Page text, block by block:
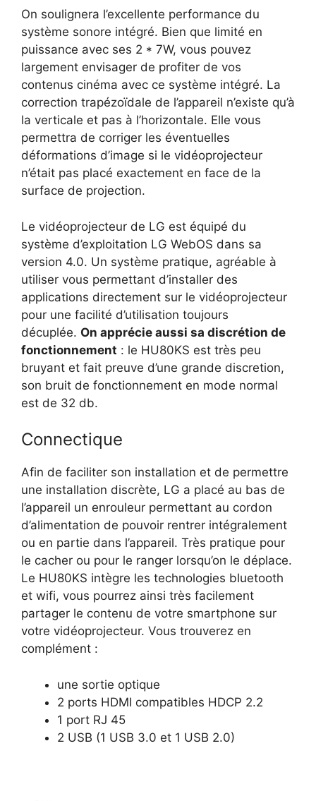
On soulignera l’excellente performance du
système sonore intégré. Bien que limité en
puissance avec ses 2 * 7W, vous pouvez
largement envisager de profiter de vos
contenus cinéma avec ce système intégré. La
correction trapézoïdale de l’appareil n’existe qu’à
la verticale et pas à l’horizontale. Elle vous
permettra de corriger les éventuelles
déformations d’image si le vidéoprojecteur
n’était pas placé exactement en face de la
surface de projection.
Le vidéoprojecteur de LG est équipé du
système d’exploitation LG WebOS dans sa
version 4.0. Un système pratique, agréable à
utiliser vous permettant d’installer des
applications directement sur le vidéoprojecteur
pour une facilité d’utilisation toujours
décuplée. On apprécie aussi sa discrétion de
fonctionnement : le HU80KS est très peu
bruyant et fait preuve d’une grande discretion,
son bruit de fonctionnement en mode normal
est de 32 db.
Connectique
Afin de faciliter son installation et de permettre
une installation discrète, LG a placé au bas de
l’appareil un enrouleur permettant au cordon
d’alimentation de pouvoir rentrer intégralement
ou en partie dans l’appareil. Très pratique pour
le cacher ou pour le ranger lorsqu’on le déplace.
Le HU80KS intègre les technologies bluetooth
et wifi, vous pourrez ainsi très facilement
partager le contenu de votre smartphone sur
votre vidéoprojecteur. Vous trouverez en
complément :
une sortie optique
2 ports HDMI compatibles HDCP 2.2
1 port RJ 45
2 USB (1 USB 3.0 et 1 USB 2.0)